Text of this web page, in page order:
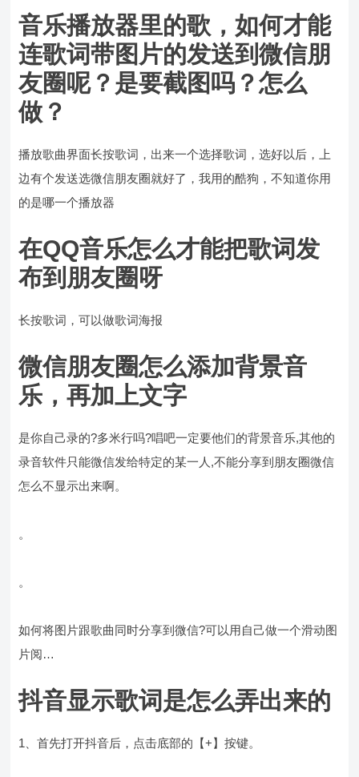
音乐播放器里的歌，如何才能
连歌词带图片的发送到微信朋
友圈呢？是要截图吗？怎么
做？
播放歌曲界面长按歌词，出来一个选择歌词，选好以后，上
边有个发送选微信朋友圈就好了，我用的酷狗，不知道你用
的是哪一个播放器
在QQ音乐怎么才能把歌词发
布到朋友圈呀
长按歌词，可以做歌词海报
微信朋友圈怎么添加背景音
乐，再加上文字
是你自己录的?多米行吗?唱吧一定要他们的背景音乐,其他的
录音软件只能微信发给特定的某一人,不能分享到朋友圈微信
怎么不显示出来啊。
。
。
如何将图片跟歌曲同时分享到微信?可以用自己做一个滑动图
片阅…
抖音显示歌词是怎么弄出来的
1、首先打开抖音后，点击底部的【+】按键。